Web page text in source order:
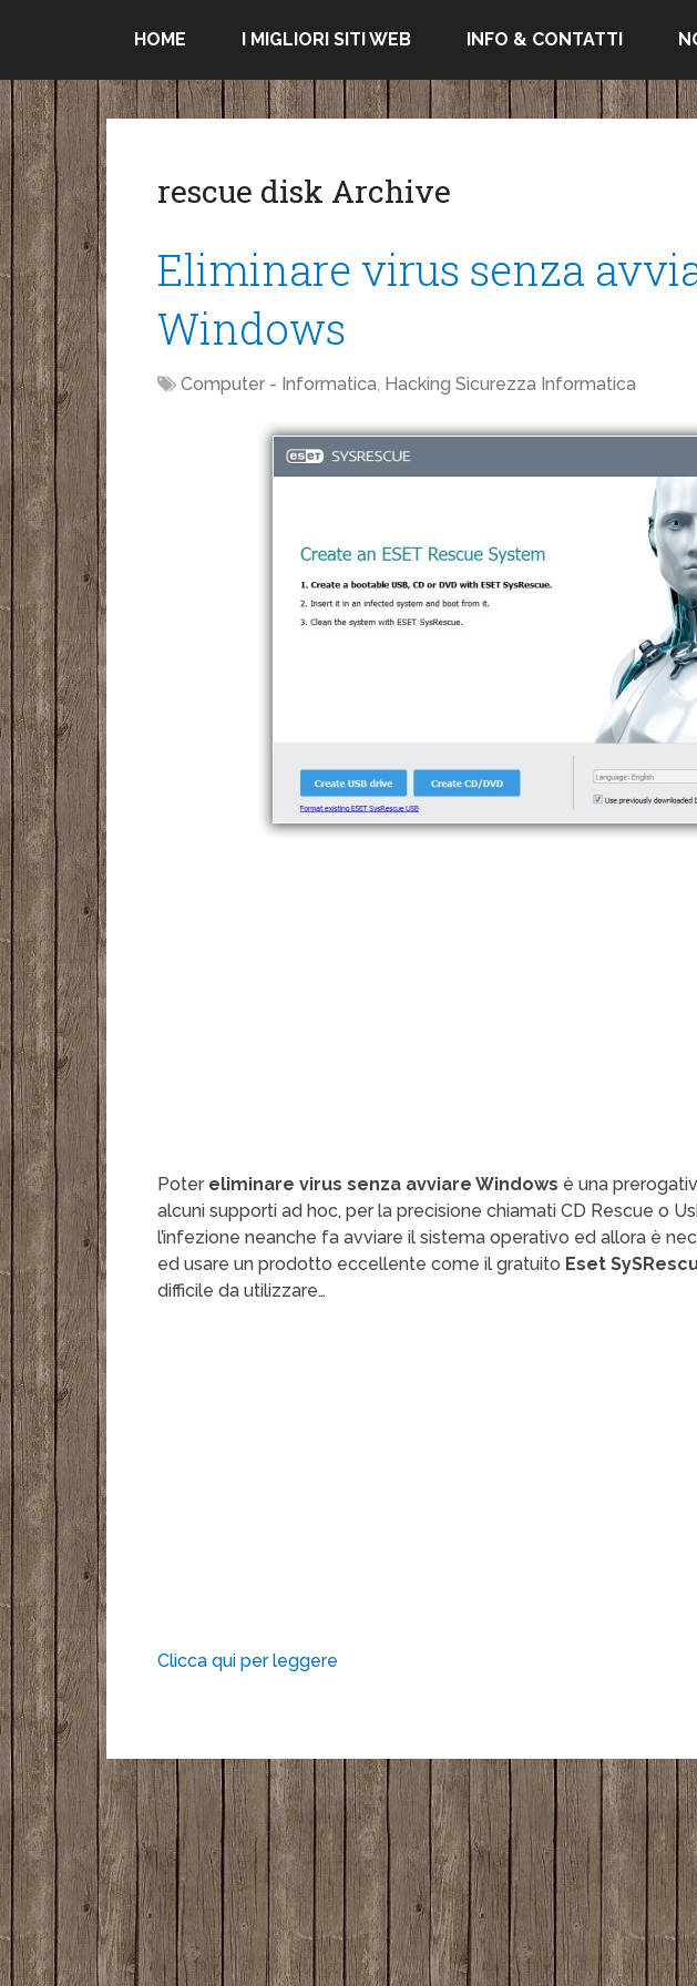
HOME I MIGLIORI SITI WEB INFO & CONTATTI
rescue disk Archive
Eliminare virus senza
Windows
Computer - Informatica, Hacking Sicurezza Informatica
Poter eliminare virus senza avviare Windows è una
alcuni supporti ad hoc, per la precisione chiamati CD Rescue o
l’infezione neanche fa avviare il sistema operativo ed allora è
ed usare un prodotto eccellente come il gratuito Eset
difficile da utilizzare…
Clicca qui per leggere